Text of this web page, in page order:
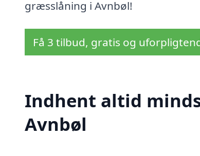
græsslåning i Avnbøl!
Få 3 tilbud, gratis og
Indhent altid
Avnbøl